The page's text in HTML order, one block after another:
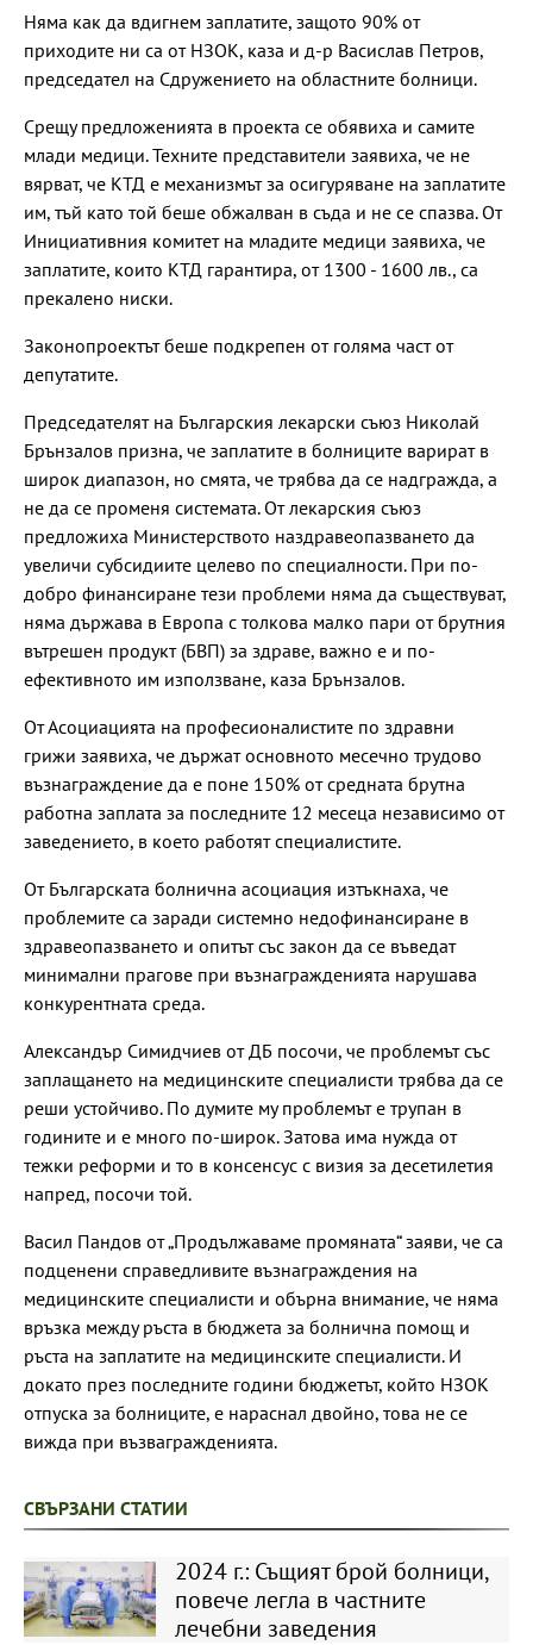
Няма как да вдигнем заплатите, защото 90% от
приходите ни са от НЗОК, каза и д-р Васислав Петров,
председател на Сдружението на областните болници.
Срещу предложенията в проекта се обявиха и самите
млади медици. Техните представители заявиха, че не
вярват, че КТД е механизмът за осигуряване на заплатите
им, тъй като той беше обжалван в съда и не се спазва. От
Инициативния комитет на младите медици заявиха, че
заплатите, които КТД гарантира, от 1300 - 1600 лв., са
прекалено ниски.
Законопроектът беше подкрепен от голяма част от
депутатите.
Председателят на Българския лекарски съюз Николай
Брънзалов призна, че заплатите в болниците варират в
широк диапазон, но смята, че трябва да се надгражда, а
не да се променя системата. От лекарския съюз
предложиха Министерството наздравеопазването да
увеличи субсидиите целево по специалности. При по-
добро финансиране тези проблеми няма да съществуват,
няма държава в Европа с толкова малко пари от брутния
вътрешен продукт (БВП) за здраве, важно е и по-
ефективното им използване, каза Брънзалов.
От Асоциацията на професионалистите по здравни
грижи заявиха, че държат основното месечно трудово
възнаграждение да е поне 150% от средната брутна
работна заплата за последните 12 месеца независимо от
заведението, в което работят специалистите.
От Българската болнична асоциация изтъкнаха, че
проблемите са заради системно недофинансиране в
здравеопазването и опитът със закон да се въведат
минимални прагове при възнагражденията нарушава
конкурентната среда.
Александър Симидчиев от ДБ посочи, че проблемът със
заплащането на медицинските специалисти трябва да се
реши устойчиво. По думите му проблемът е трупан в
годините и е много по-широк. Затова има нужда от
тежки реформи и то в консенсус с визия за десетилетия
напред, посочи той.
Васил Пандов от „Продължаваме промяната“ заяви, че са
подценени справедливите възнаграждения на
медицинските специалисти и обърна внимание, че няма
връзка между ръста в бюджета за болнична помощ и
ръста на заплатите на медицинските специалисти. И
докато през последните години бюджетът, който НЗОК
отпуска за болниците, е нараснал двойно, това не се
вижда при възвагражденията.
СВЪРЗАНИ СТАТИИ
2024 г.: Същият брой болници,
повече легла в частните
лечебни заведения